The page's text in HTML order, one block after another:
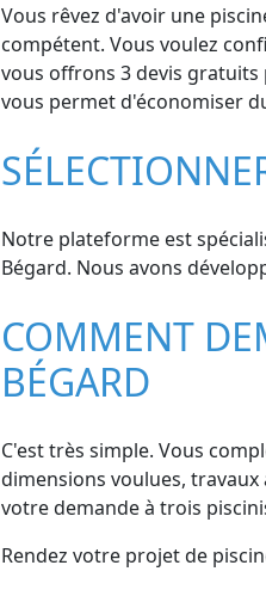
Vous rêvez d'avoir une
compétent. Vous voulez
vous offrons 3 devis
vous permet d'économiser
Notre plateforme est
Bégard. Nous avons
COMMENT
BÉGARD
C'est très simple. Vous
dimensions voulues,
votre demande à trois
Rendez votre projet de